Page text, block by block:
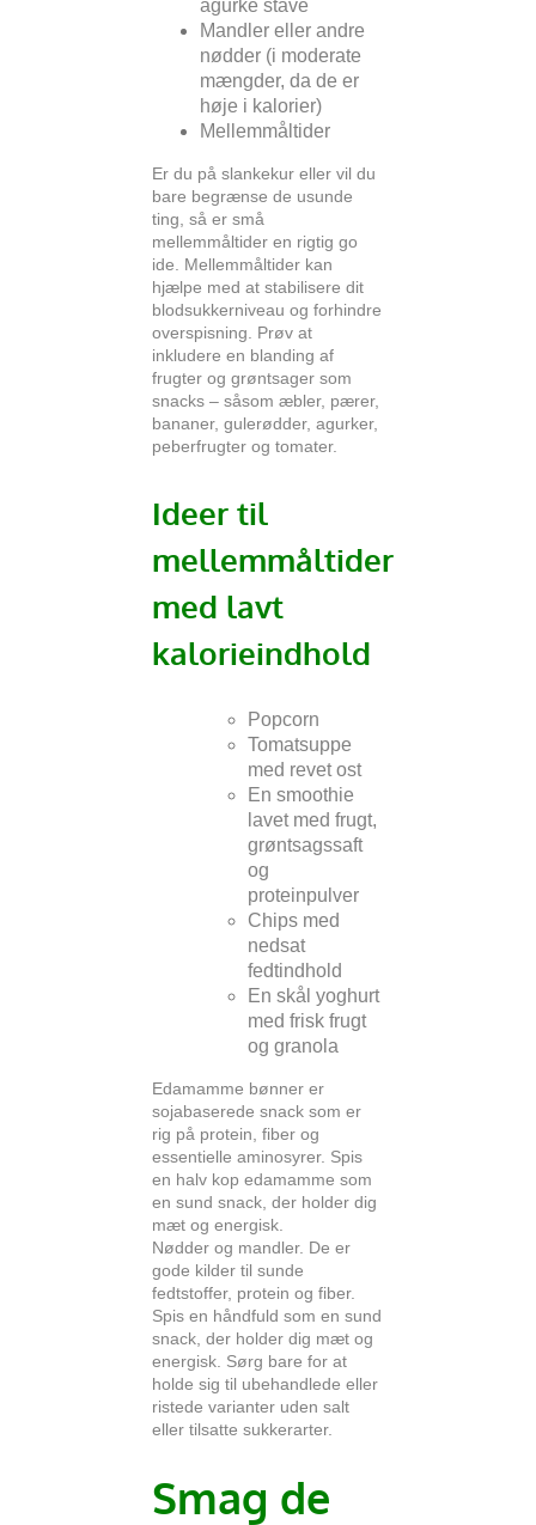
agurke stave
Mandler eller andre
nødder (i moderate
mængder, da de er
høje i kalorier)
Mellemmåltider
Er du på slankekur eller vil du
bare begrænse de usunde
ting, så er små
mellemmåltider en rigtig go
ide. Mellemmåltider kan
hjælpe med at stabilisere dit
blodsukkerniveau og forhindre
overspisning. Prøv at
inkludere en blanding af
frugter og grøntsager som
snacks – såsom æbler, pærer,
bananer, gulerødder, agurker,
peberfrugter og tomater.
Ideer til
mellemmåltider
med lavt
kalorieindhold
Popcorn
Tomatsuppe
med revet ost
En smoothie
lavet med frugt,
grøntsagssaft
og
proteinpulver
Chips med
nedsat
fedtindhold
En skål yoghurt
med frisk frugt
og granola
Edamamme bønner er
sojabaserede snack som er
rig på protein, fiber og
essentielle aminosyrer. Spis
en halv kop edamamme som
en sund snack, der holder dig
mæt og energisk.
Nødder og mandler. De er
gode kilder til sunde
fedtstoffer, protein og fiber.
Spis en håndfuld som en sund
snack, der holder dig mæt og
energisk. Sørg bare for at
holde sig til ubehandlede eller
ristede varianter uden salt
eller tilsatte sukkerarter.
Smag de